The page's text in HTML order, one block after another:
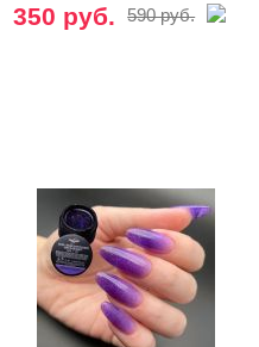
350 руб. 590 руб.